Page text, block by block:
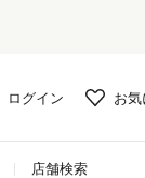
ログイン お気
店舗検索